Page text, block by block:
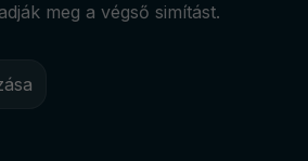
meg a végső simítást.